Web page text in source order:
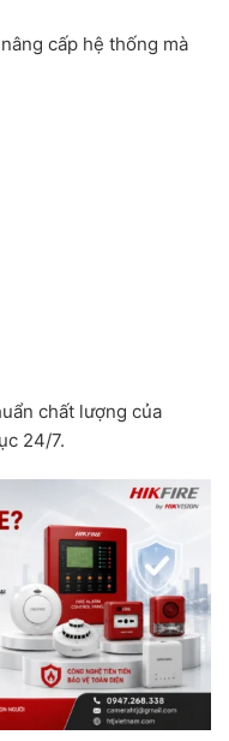
cấp hệ thống mà
chất lượng của
24/7.